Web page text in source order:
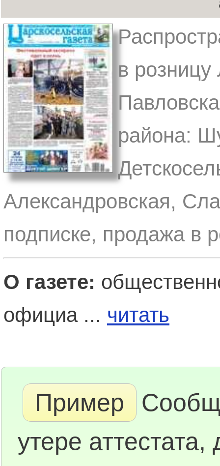
в
района:
Александровская,
подписке, продажа в
О газете:
официа ... читать
Пример
утере